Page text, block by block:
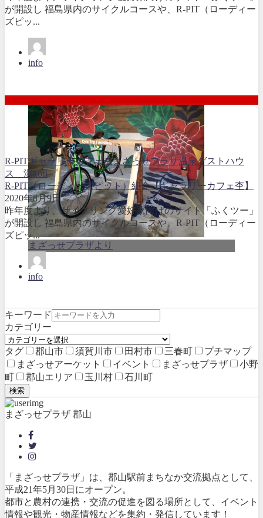
が開設し 福島県内のサイクルコースや、R-PIT（ローディー
ズピッ...
info
まざっせプラザより
R-PITギャラリーカフェ杢まざっせプラザ温泉ゲストハウ
ス 湯kori
R-PIT（ローディーズピット）紹介【ギャラリーカフェ杢】
2020年8月9日
昨年度より、サイクリング愛好家向けのサイト「ふくツー」
が開設し 福島県内のサイクルコースや、R-PIT（ローディー
ズピッ...
info
キーワード
カテゴリー
タグ 郡山市 須賀川市 田村市 三春町
プチマップ
まざっせアーケット
イベント まざっせプラザ
小野
町
郡山エリア 玉川村 石川町
検索
まざっせプラザ 郡山
「まざっせプラザ」は、郡山駅前まちなか交流拠点として、
平成21年5月30日にオープン。
都市と農村の連携・交流の促進を図る場所として、イベント
情報や観光・物産情報などを集約・発信しています！